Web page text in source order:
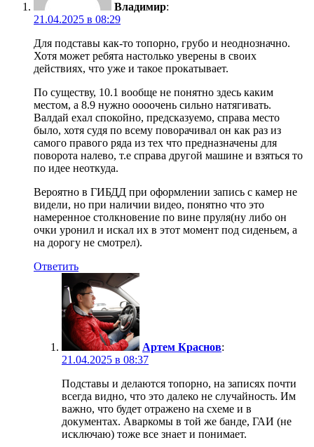
Владимир:
21.04.2025 в 08:29
Для подставы как-то топорно, грубо и неоднозначно.
Хотя может ребята настолько уверены в своих
действиях, что уже и такое прокатывает.
По существу, 10.1 вообще не понятно здесь каким
местом, а 8.9 нужно оооочень сильно натягивать.
Валдай ехал спокойно, предсказуемо, справа место
было, хотя судя по всему поворачивал он как раз из
самого правого ряда из тех что предназначены для
поворота налево, т.е справа другой машине и взяться то
по идее неоткуда.
Вероятно в ГИБДД при оформлении запись с камер не
видели, но при наличии видео, понятно что это
намеренное столкновение по вине пруля(ну либо он
очки уронил и искал их в этот момент под сиденьем, а
на дорогу не смотрел).
Ответить
Артем Краснов:
21.04.2025 в 08:37
Подставы и делаются топорно, на записях почти
всегда видно, что это далеко не случайность. Им
важно, что будет отражено на схеме и в
документах. Аваркомы в той же банде, ГАИ (не
исключаю) тоже все знает и понимает.